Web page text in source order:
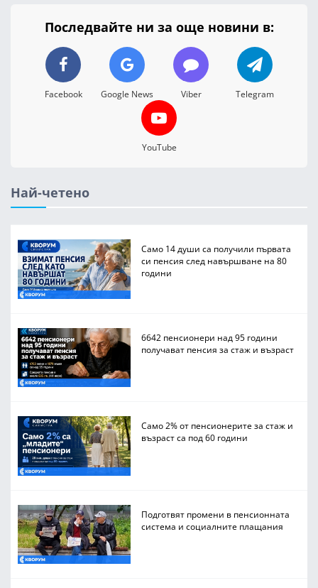
Последвайте ни за още новини в:
Facebook Google News Viber Telegram
YouTube
Най-четено
Само 14 души са получили първата
си пенсия след навършване на 80
години
6642 пенсионери над 95 години
получават пенсия за стаж и възраст
Само 2% от пенсионерите за стаж и
възраст са под 60 години
Подготвят промени в пенсионната
система и социалните плащания